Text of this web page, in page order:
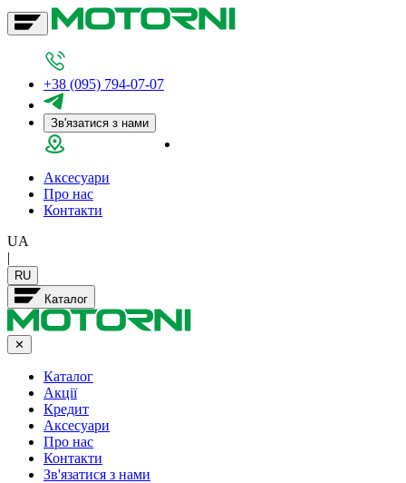
+38 (095) 794-07-07
Зв'язатися з нами
Аксесуари
Про нас
Контакти
UA
|
RU
Каталог
✕
Каталог
Акції
Кредит
Аксесуари
Про нас
Контакти
Зв'язатися з нами